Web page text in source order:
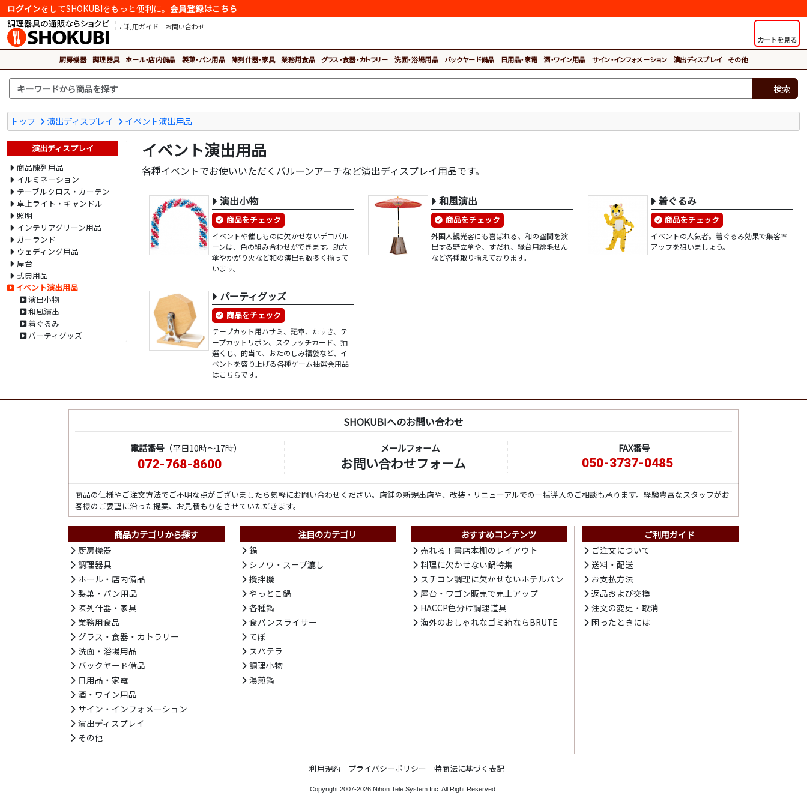
ログインをしてSHOKUBIをもっと便利に。 会員登録はこちら
ご利用ガイド
お問い合わせ
カートを見る
厨房機器 調理器具 ホール・店内備品 製菓・パン用品 陳列什器・家具 業務用食品 グラス・食器・カトラリー 洗面・浴場用品 バックヤード備品 日用品・家電 酒・ワイン用品 サイン・インフォメーション 演出ディスプレイ その他
検索
トップ 演出ディスプレイ イベント演出用品
イベント演出用品
各種イベントでお使いいただくバルーンアーチなど演出ディスプレイ用品です。
演出小物
商品をチェック
イベントや催しものに欠かせないデコバル
ーンは、色の組み合わせができます。助六
傘やかがり火など和の演出も数多く揃って
います。
和風演出
商品をチェック
外国人観光客にも喜ばれる、和の空間を演
出する野立傘や、すだれ、縁台用緋毛せん
など各種取り揃えております。
着ぐるみ
商品をチェック
イベントの人気者。着ぐるみ効果で集客率
アップを狙いましょう。
パーティグッズ
商品をチェック
テープカット用ハサミ、記章、たすき、テ
ープカットリボン、スクラッチカード、抽
選くじ、的当て、おたのしみ福袋など、イ
ベントを盛り上げる各種ゲーム抽選会用品
はこちらです。
演出ディスプレイ
商品陳列用品
イルミネーション
テーブルクロス・カーテン
卓上ライト・キャンドル
照明
インテリアグリーン用品
ガーランド
ウェディング用品
屋台
式典用品
イベント演出用品
演出小物
和風演出
着ぐるみ
パーティグッズ
SHOKUBIへのお問い合わせ
電話番号（平日10時～17時）
072-768-8600
メールフォーム
お問い合わせフォーム
FAX番号
050-3737-0485
商品の仕様やご注文方法でご不明な点がございましたら気軽にお問い合わせください。店舗の新規出店や、改装・リニューアルでの一括導入のご相談も承ります。経験豊富なスタッフがお
客様のご要望に沿った提案、お見積もりをさせていただきます。
商品カテゴリから探す
厨房機器
調理器具
ホール・店内備品
製菓・パン用品
陳列什器・家具
業務用食品
グラス・食器・カトラリー
洗面・浴場用品
バックヤード備品
日用品・家電
酒・ワイン用品
サイン・インフォメーション
演出ディスプレイ
その他
注目のカテゴリ
鍋
シノワ・スープ漉し
攪拌機
やっとこ鍋
各種鍋
食パンスライサー
てぼ
スパテラ
調理小物
湯煎鍋
おすすめコンテンツ
売れる！書店本棚のレイアウト
料理に欠かせない鍋特集
スチコン調理に欠かせないホテルパン
屋台・ワゴン販売で売上アップ
HACCP色分け調理道具
海外のおしゃれなゴミ箱ならBRUTE
ご利用ガイド
ご注文について
送料・配送
お支払方法
返品および交換
注文の変更・取消
困ったときには
利用規約 プライバシーポリシー 特商法に基づく表記
Copyright 2007-2026 Nihon Tele System Inc. All Right Reserved.